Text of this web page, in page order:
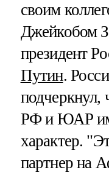
своим
Джейкобом
президент
Путин.
РФ и ЮАР
характер.
партнер на